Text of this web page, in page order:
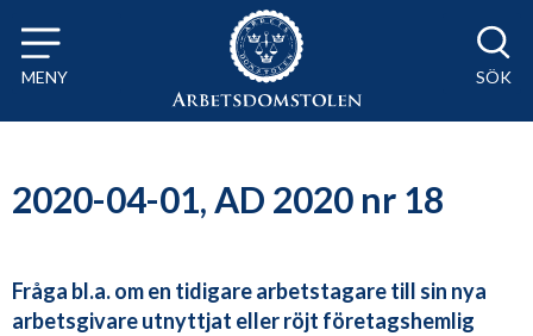
Till innehåll på sidan x
MENY SÖK
2020-04-01, AD 2020 nr 18
Fråga bl.a. om en tidigare arbetstagare till sin nya
arbetsgivare utnyttjat eller röjt företagshemlig